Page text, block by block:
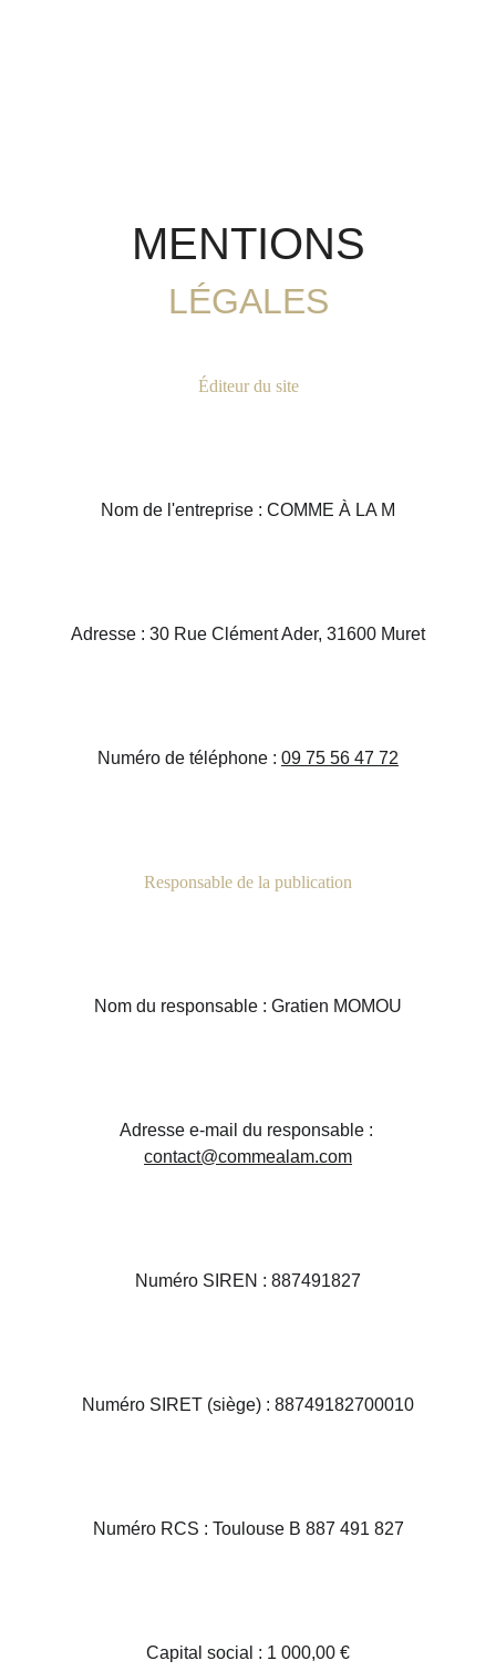
MENTIONS
LÉGALES
Éditeur du site
Nom de l'entreprise : COMME À LA M
Adresse : 30 Rue Clément Ader, 31600 Muret
Numéro de téléphone : 09 75 56 47 72
Responsable de la publication
Nom du responsable : Gratien MOMOU
Adresse e-mail du responsable :
contact@commealam.com
Numéro SIREN : 887491827
Numéro SIRET (siège) : 88749182700010
Numéro RCS : Toulouse B 887 491 827
Capital social : 1 000,00 €